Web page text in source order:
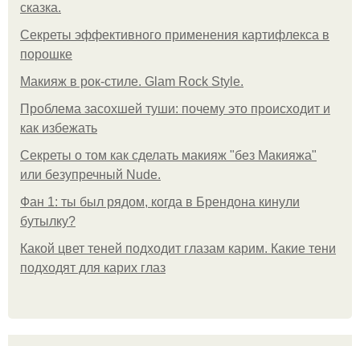
сказка.
Секреты эффективного применения картифлекса в
порошке
Макияж в рок-стиле. Glam Rock Style.
Проблема засохшей туши: почему это происходит и
как избежать
Секреты о том как сделать макияж "без Макияжа"
или безупречный Nude.
Фан 1: ты был рядом, когда в Брендона кинули
бутылку?
Какой цвет теней подходит глазам карим. Какие тени
подходят для карих глаз